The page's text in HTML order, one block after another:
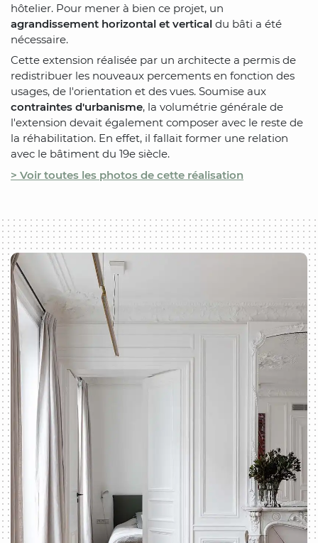
hôtelier. Pour mener à bien ce projet, un
agrandissement horizontal et vertical du bâti a été
nécessaire.
Cette extension réalisée par un architecte a permis de
redistribuer les nouveaux percements en fonction des
usages, de l'orientation et des vues. Soumise aux
contraintes d'urbanisme, la volumétrie générale de
l'extension devait également composer avec le reste de
la réhabilitation. En effet, il fallait former une relation
avec le bâtiment du 19e siècle.
> Voir toutes les photos de cette réalisation